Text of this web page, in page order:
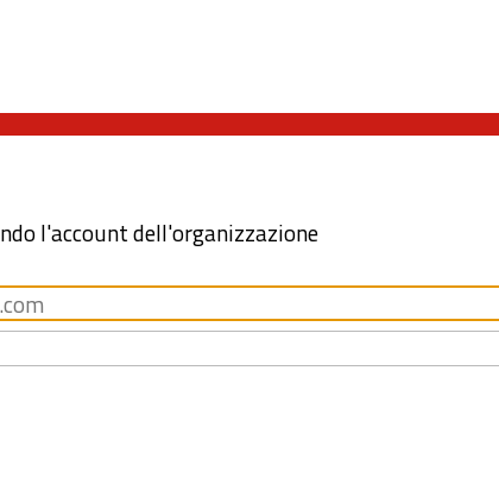
l'account dell'organizzazione